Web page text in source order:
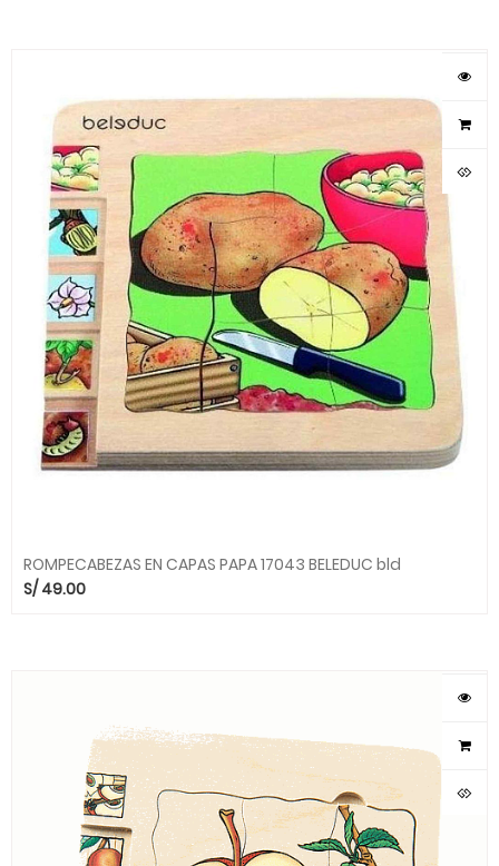
ROMPECABEZAS EN CAPAS PAPA 17043 BELEDUC bld
S/ 49.00